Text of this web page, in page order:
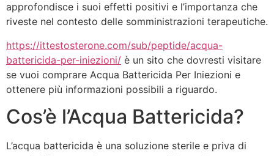
approfondisce i suoi effetti positivi e l’importanza che
riveste nel contesto delle somministrazioni terapeutiche.
https://ittestosterone.com/sub/peptide/acqua-
battericida-per-iniezioni/ è un sito che dovresti visitare
se vuoi comprare Acqua Battericida Per Iniezioni e
ottenere più informazioni possibili a riguardo.
Cos’è l’Acqua Battericida?
L’acqua battericida è una soluzione sterile e priva di